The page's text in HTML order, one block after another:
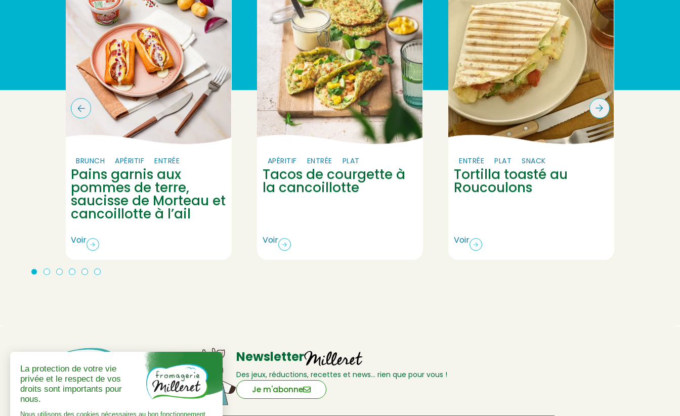
BRUNCH APÉRITIF ENTRÉE
Pains garnis aux
pommes de terre,
saucisse de Morteau et
cancoillotte à l’ail
Voir
APÉRITIF ENTRÉE PLAT
Tacos de courgette à
la cancoillotte
Voir
ENTRÉE PLAT SNACK
Tortilla toasté au
Roucoulons
Voir
Newsletter
Des jeux, réductions, recettes et news… rien que pour vous !
Je m'abonne